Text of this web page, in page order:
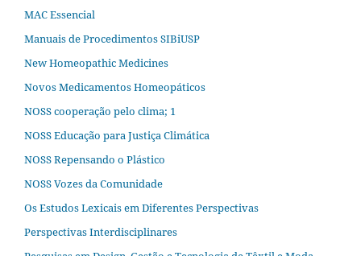
MAC Essencial
Manuais de Procedimentos SIBiUSP
New Homeopathic Medicines
Novos Medicamentos Homeopáticos
NOSS cooperação pelo clima; 1
NOSS Educação para Justiça Climática
NOSS Repensando o Plástico
NOSS Vozes da Comunidade
Os Estudos Lexicais em Diferentes Perspectivas
Perspectivas Interdisciplinares